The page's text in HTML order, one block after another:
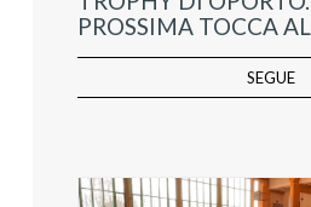
PROSSIMA TOCCA
SEGUE